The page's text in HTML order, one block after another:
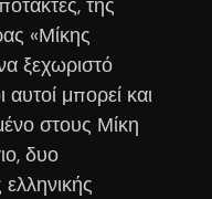
«Μίκης
ξεχωριστό
αυτοί μπορεί και
στους Μίκη
δυο